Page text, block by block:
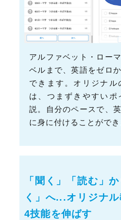
アルファベット・ロー
ベルまで、英語をゼロ
できます。オリジナル
は、つまずきやすいポ
説。自分のペースで、
に身に付けることができ
「聞く」「読む」
く」へ...オリジナ
4技能を伸ばす